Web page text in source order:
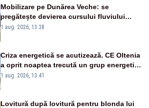
Mobilizare pe Dunărea Veche: se
pregătește devierea cursului fluviului
către Cernavodă – VIDEO
1 aug. 2026, 13:38
Criza energetică se acutizează. CE Oltenia
a oprit noaptea trecută un grup energetic
de la Rovinari
1 aug. 2026, 13:41
Lovitură după lovitură pentru blonda lui